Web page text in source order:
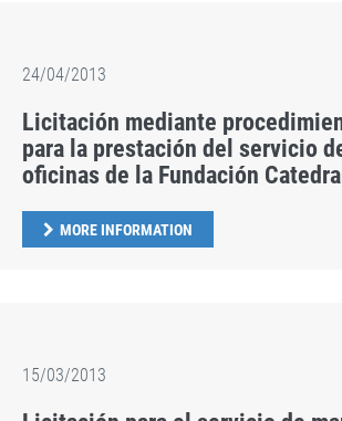
24/04/2013
Licitación mediante
para la prestación del servicio
oficinas de la Fundación
MORE INFORMATION
15/03/2013